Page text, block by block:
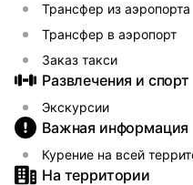
Трансфер из аэропорта
Трансфер в аэропорт
Заказ такси
Развлечения и спорт
Экскурсии
Важная информация
Курение на всей
На территории